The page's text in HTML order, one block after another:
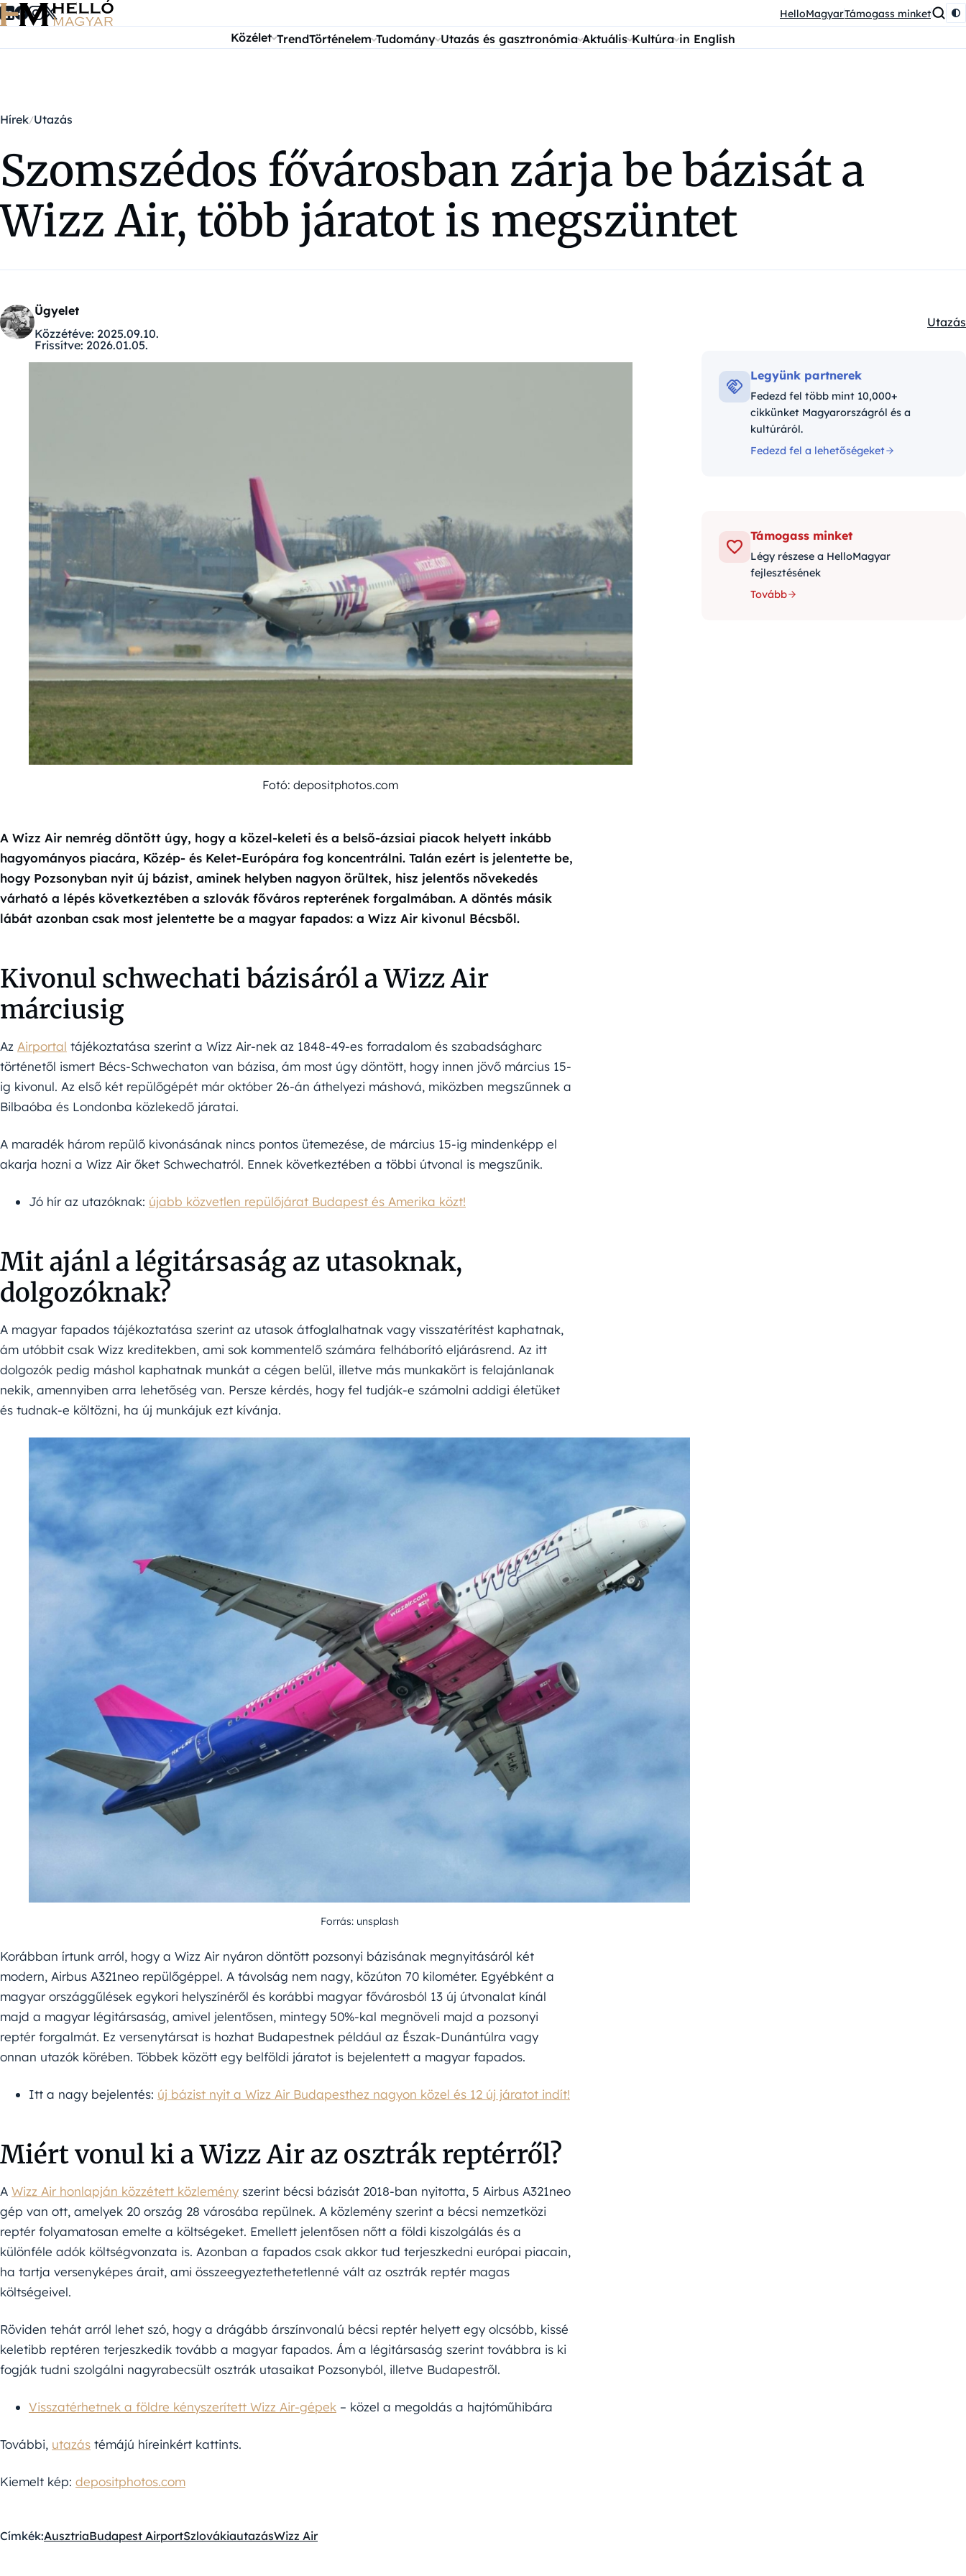
Ugrás a tartalomra HelloMagyarTámogass minket
Közélet TrendTörténelem Tudomány Utazás és gasztronómia Aktuális Kultúra in English
Hírek Utazás
Szomszédos fővárosban zárja be bázisát a
Wizz Air, több járatot is megszüntet
Ügyelet
Közzétéve: 2025.09.10.
Frissítve: 2026.01.05.
Utazás
Fotó: depositphotos.com
A Wizz Air nemrég döntött úgy, hogy a közel-keleti és a belső-ázsiai piacok helyett inkább
hagyományos piacára, Közép- és Kelet-Európára fog koncentrálni. Talán ezért is jelentette be,
hogy Pozsonyban nyit új bázist, aminek helyben nagyon örültek, hisz jelentős növekedés
várható a lépés következtében a szlovák főváros repterének forgalmában. A döntés másik
lábát azonban csak most jelentette be a magyar fapados: a Wizz Air kivonul Bécsből.
Kivonul schwechati bázisáról a Wizz Air
márciusig
Az Airportal tájékoztatása szerint a Wizz Air-nek az 1848-49-es forradalom és szabadságharc
történetől ismert Bécs-Schwechaton van bázisa, ám most úgy döntött, hogy innen jövő március 15-
ig kivonul. Az első két repülőgépét már október 26-án áthelyezi máshová, miközben megszűnnek a
Bilbaóba és Londonba közlekedő járatai.
A maradék három repülő kivonásának nincs pontos ütemezése, de március 15-ig mindenképp el
akarja hozni a Wizz Air őket Schwechatról. Ennek következtében a többi útvonal is megszűnik.
Jó hír az utazóknak: újabb közvetlen repülőjárat Budapest és Amerika közt!
Mit ajánl a légitársaság az utasoknak,
dolgozóknak?
A magyar fapados tájékoztatása szerint az utasok átfoglalhatnak vagy visszatérítést kaphatnak,
ám utóbbit csak Wizz kreditekben, ami sok kommentelő számára felháborító eljárásrend. Az itt
dolgozók pedig máshol kaphatnak munkát a cégen belül, illetve más munkakört is felajánlanak
nekik, amennyiben arra lehetőség van. Persze kérdés, hogy fel tudják-e számolni addigi életüket
és tudnak-e költözni, ha új munkájuk ezt kívánja.
Forrás: unsplash
Korábban írtunk arról, hogy a Wizz Air nyáron döntött pozsonyi bázisának megnyitásáról két
modern, Airbus A321neo repülőgéppel. A távolság nem nagy, közúton 70 kilométer. Egyébként a
magyar országgűlések egykori helyszínéről és korábbi magyar fővárosból 13 új útvonalat kínál
majd a magyar légitársaság, amivel jelentősen, mintegy 50%-kal megnöveli majd a pozsonyi
reptér forgalmát. Ez versenytársat is hozhat Budapestnek például az Észak-Dunántúlra vagy
onnan utazók körében. Többek között egy belföldi járatot is bejelentett a magyar fapados.
Itt a nagy bejelentés: új bázist nyit a Wizz Air Budapesthez nagyon közel és 12 új járatot indít!
Miért vonul ki a Wizz Air az osztrák reptérről?
A Wizz Air honlapján közzétett közlemény szerint bécsi bázisát 2018-ban nyitotta, 5 Airbus A321neo
gép van ott, amelyek 20 ország 28 városába repülnek. A közlemény szerint a bécsi nemzetközi
reptér folyamatosan emelte a költségeket. Emellett jelentősen nőtt a földi kiszolgálás és a
különféle adók költségvonzata is. Azonban a fapados csak akkor tud terjeszkedni európai piacain,
ha tartja versenyképes árait, ami összeegyeztethetetlenné vált az osztrák reptér magas
költségeivel.
Röviden tehát arról lehet szó, hogy a drágább árszínvonalú bécsi reptér helyett egy olcsóbb, kissé
keletibb reptéren terjeszkedik tovább a magyar fapados. Ám a légitársaság szerint továbbra is ki
fogják tudni szolgálni nagyrabecsült osztrák utasaikat Pozsonyból, illetve Budapestről.
Visszatérhetnek a földre kényszerített Wizz Air-gépek – közel a megoldás a hajtóműhibára
További, utazás témájú híreinkért kattints.
Kiemelt kép: depositphotos.com
Címkék:AusztriaBudapest AirportSzlovákiautazásWizz Air
Legyünk partnerek
Fedezd fel több mint 10,000+
cikkünket Magyarországról és a
kultúráról.
Fedezd fel a lehetőségeket
Támogass minket
Légy részese a HelloMagyar
fejlesztésének
Tovább